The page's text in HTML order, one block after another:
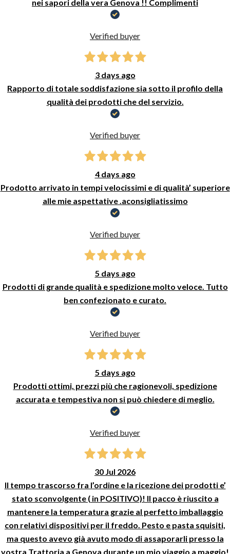
nei sapori della vera Genova !! Complimenti
Verified buyer
3 days ago
Rapporto di totale soddisfazione sia sotto il profilo della
qualità dei prodotti che del servizio.
Verified buyer
4 days ago
Prodotto arrivato in tempi velocissimi e di qualità’ superiore
alle mie aspettative .aconsigliatissimo
Verified buyer
5 days ago
Prodotti di grande qualità e spedizione molto veloce. Tutto
ben confezionato e curato.
Verified buyer
5 days ago
Prodotti ottimi, prezzi più che ragionevoli, spedizione
accurata e tempestiva non si può chiedere di meglio.
Verified buyer
30 Jul 2026
Il tempo trascorso fra l’ordine e la ricezione dei prodotti e’
stato sconvolgente ( in POSITIVO)! Il pacco è riuscito a
mantenere la temperatura grazie al perfetto imballaggio
con relativi dispositivi per il freddo. Pesto e pasta squisiti,
ma questo avevo già avuto modo di assaporarli presso la
vostra Trattoria a Genova durante un mio viaggio a maggio!